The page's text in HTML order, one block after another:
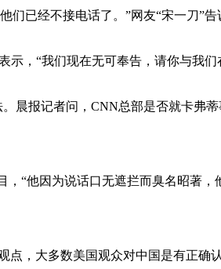
已经不接电话了。”网友“宋一刀”
，“我们现在无可奉告，请你与我
晨报记者问，CNN总部是否就卡弗
“他因为说话口无遮拦而臭名昭著
，大多数美国观众对中国是有正确